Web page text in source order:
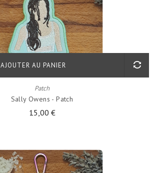
Patch
Sally Owens - Patch
15,00 €
AJOUTER AU PANIER